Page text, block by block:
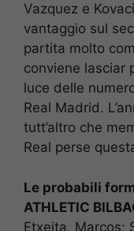
Vazquez e
vantaggio sul
partita molto
conviene lasciar
luce delle
Real Madrid.
tutt’altro che
Real perse
Le probabili
ATHLETIC
Etxeita, Marcos;